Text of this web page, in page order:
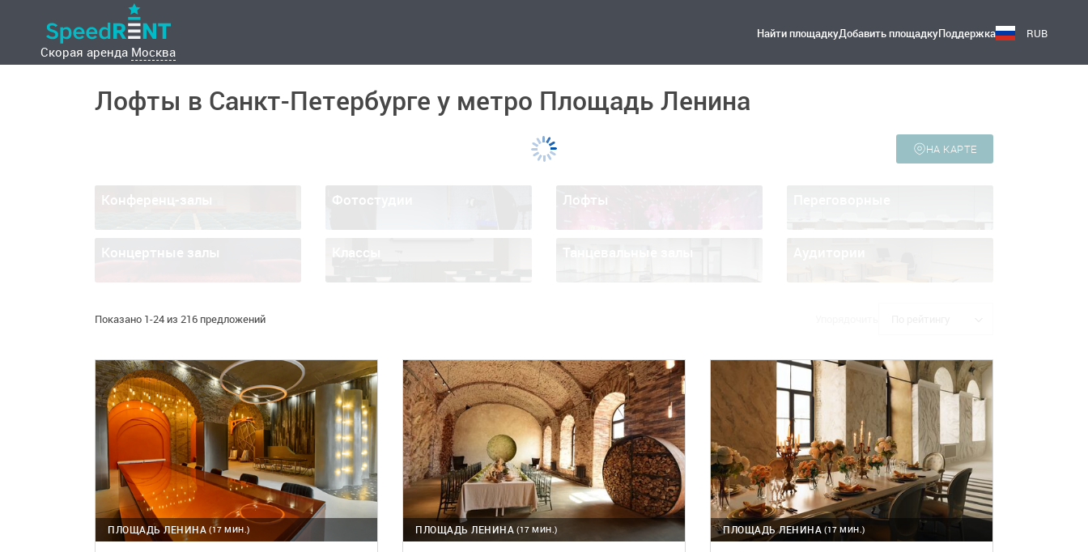
Скорая аренда Москва
Найти площадкуДобавить площадкуПоддержка RUB
Лофты в Санкт-Петербурге у метро Площадь Ленина
НА КАРТЕ
Конференц-залы Фотостудии Лофты
Концертные залы Классы Танцевальные залы
Показано 1-24 из 216 предложений
(17 МИН.)
ПЛОЩАДЬ ЛЕНИНА (17 МИН.)
ПЛОЩАДЬ ЛЕНИНА (17 МИН.)
ПЛОЩАДЬ ЛЕНИНА